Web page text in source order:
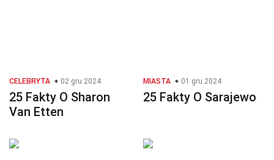
CELEBRYTA 02 gru 2024
25 Fakty O Sharon
Van Etten
MIASTA 01 gru 2024
25 Fakty O Sarajewo